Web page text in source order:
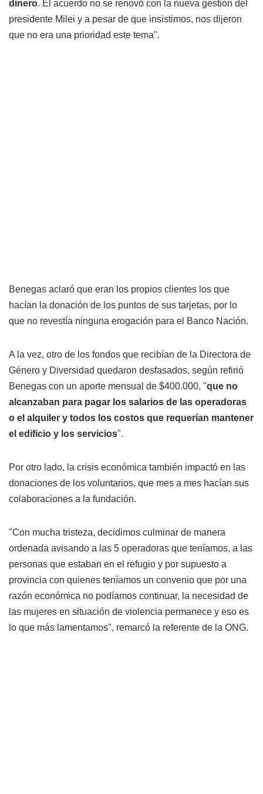
dinero. El acuerdo no se renovó con la nueva gestión del
presidente Milei y a pesar de que insistimos, nos dijeron
que no era una prioridad este tema".
Benegas aclaró que eran los propios clientes los que
hacían la donación de los puntos de sus tarjetas, por lo
que no revestía ninguna erogación para el Banco Nación.
A la vez, otro de los fondos que recibían de la Directora de
Género y Diversidad quedaron desfasados, según refirió
Benegas con un aporte mensual de $400.000, "que no
alcanzaban para pagar los salarios de las operadoras
o el alquiler y todos los costos que requerían mantener
el edificio y los servicios".
Por otro lado, la crisis económica también impactó en las
donaciones de los voluntarios, que mes a mes hacían sus
colaboraciones a la fundación.
"Con mucha tristeza, decidimos culminar de manera
ordenada avisando a las 5 operadoras que teníamos, a las
personas que estaban en el refugio y por supuesto a
provincia con quienes teníamos un convenio que por una
razón económica no podíamos continuar, la necesidad de
las mujeres en situación de violencia permanece y eso es
lo que más lamentamos", remarcó la referente de la ONG.